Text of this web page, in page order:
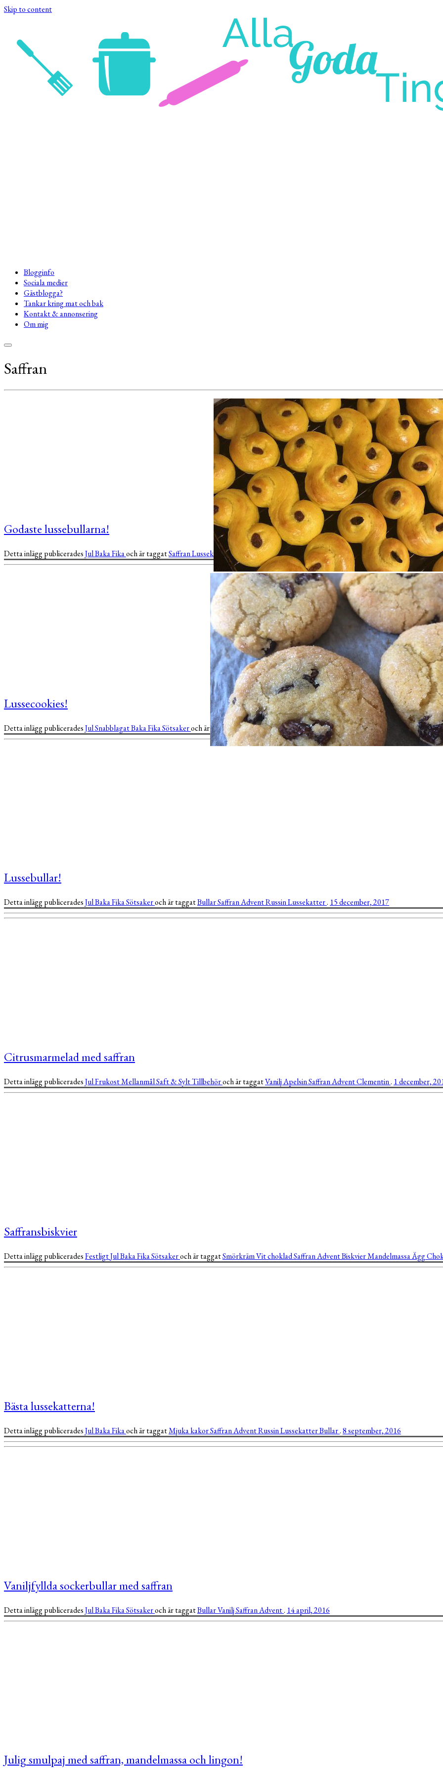
Skip to content
Blogginfo
Sociala medier
Gästblogga?
Tankar kring mat och bak
Kontakt & annonsering
Om mig
Saffran
Godaste lussebullarna!
Detta inlägg publiceradesJulBakaFikaoch är taggatSaffranLussekatterJulbak.13 november, 2018
Lussecookies!
Detta inlägg publiceradesJulSnabblagatBakaFikaSötsakeroch är taggatRussinCookiesJulbakSaffran.24 oktober, 2018
Lussebullar!
Detta inlägg publiceradesJulBakaFikaSötsakeroch är taggatBullarSaffranAdventRussinLussekatter. 15 december, 2017
Citrusmarmelad med saffran
Detta inlägg publiceradesJulFrukostMellanmålSaft & SyltTillbehöroch är taggatVaniljApelsinSaffranAdventClementin. 1 december,
Saffransbiskvier
Detta inlägg publiceradesFestligtJulBakaFikaSötsakeroch är taggatSmörkrämVit chokladSaffranAdventBiskvierMandelmassaÄgg
Bästa lussekatterna!
Detta inlägg publiceradesJulBakaFikaoch är taggatMjuka kakorSaffranAdventRussinLussekatterBullar.8 september, 2016
Vaniljfyllda sockerbullar med saffran
Detta inlägg publiceradesJulBakaFikaSötsakeroch är taggatBullarVaniljSaffranAdvent. 14 april, 2016
Julig smulpaj med saffran, mandelmassa och lingon!